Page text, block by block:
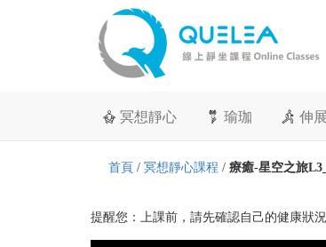
冥想靜心 瑜珈 伸展
首頁 / 冥想靜心課程 / 療癒-星空之旅
提醒您：上課前，請先確認自己的健康狀